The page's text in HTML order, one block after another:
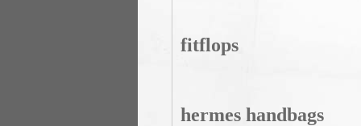
fitflops
hermes handbags